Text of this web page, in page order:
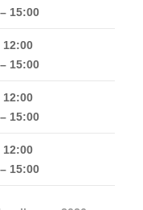
15:00
12:00
15:00
12:00
15:00
12:00
15:00